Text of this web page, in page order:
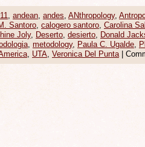
, andean, andes, ANthropology,
Santoro, calogero santoro, Carolina
Joly, Deserto, desierto, Donald
, metodology, Paula C. Ugalde,
, UTA, Veronica Del Punta